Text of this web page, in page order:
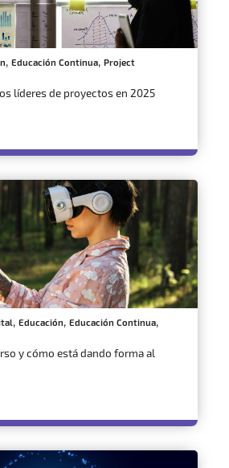
, Educación Continua, Project
líderes de proyectos en 2025
, Educación, Educación Continua,
y cómo está dando forma al